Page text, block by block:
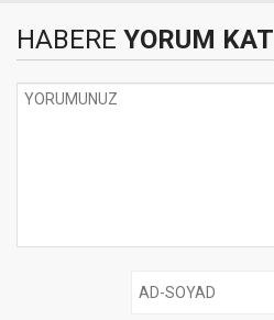
HABERE YORUM KAT